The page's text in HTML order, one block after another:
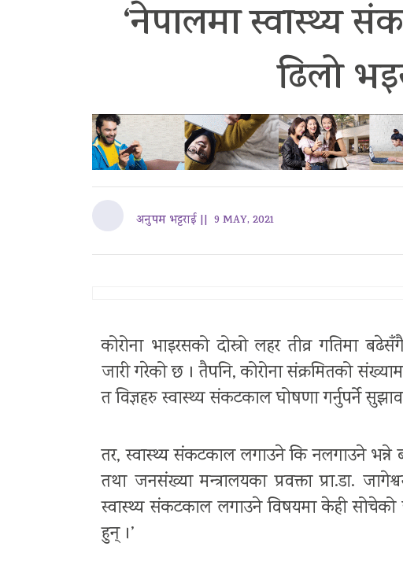
‘नेपालमा स्वास्थ्य
ढिलो
अनुपम भट्टराई || 9 MAY, 2021
कोरोना भाइरसको दोस्रो लहर तीव्र गतिमा
जारी गरेको छ । तैपनि, कोरोना संक्रमितको
त विज्ञहरु स्वास्थ्य संकटकाल घोषणा गर्नुपर्ने
तर, स्वास्थ्य संकटकाल लगाउने कि नलगाउने भन्ने
तथा जनसंख्या मन्त्रालयका प्रवक्ता प्रा.डा.
स्वास्थ्य संकटकाल लगाउने विषयमा केही
हुन् ।’